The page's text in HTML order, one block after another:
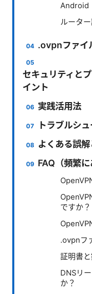
Android
ルータ
.ovpnファイ
セキュリティと
イント
実践活用法
トラブルシ
よくある誤
FAQ（頻繁に
ですか？
.ovpnフ
証明書
DNSリ
か？